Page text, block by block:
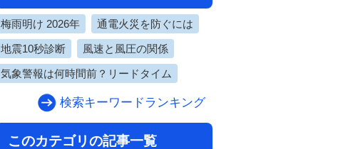
梅雨明け 2026年 通電火災を防ぐには
地震10秒診断 風速と風圧の関係
気象警報は何時間前？リードタイム
検索キーワードランキング
このカテゴリの記事一覧